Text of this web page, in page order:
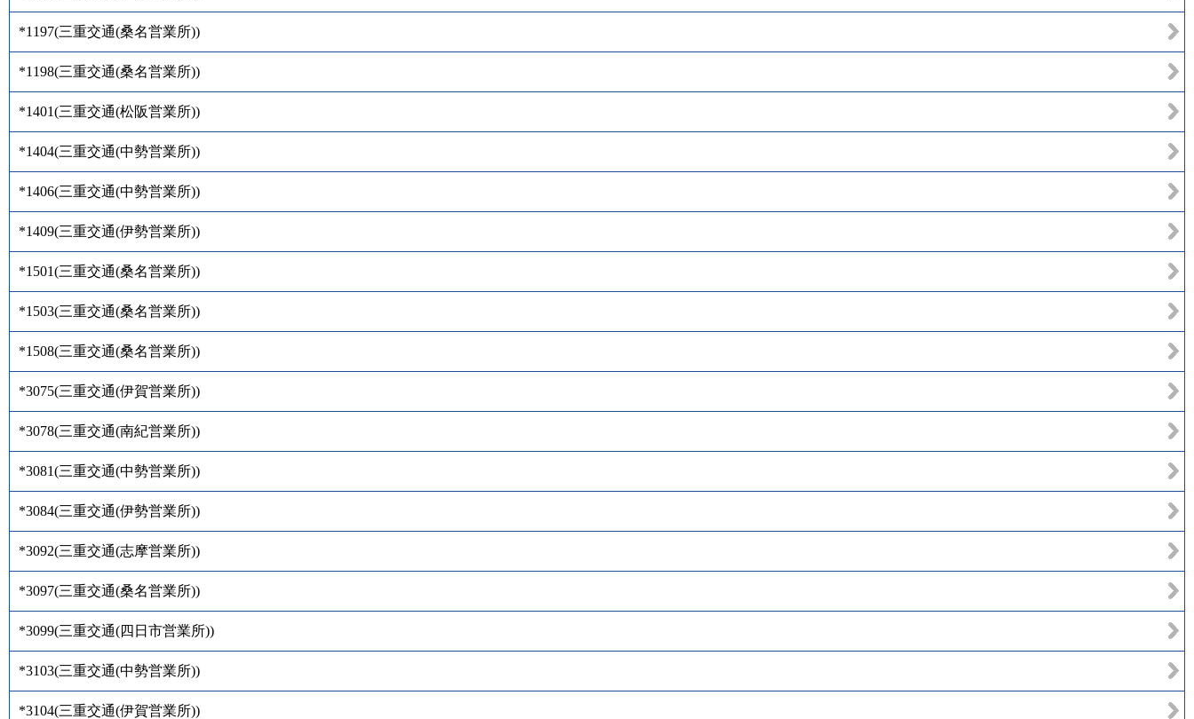
*1197(三重交通(桑名営業所))
*1198(三重交通(桑名営業所))
*1401(三重交通(松阪営業所))
*1404(三重交通(中勢営業所))
*1406(三重交通(中勢営業所))
*1409(三重交通(伊勢営業所))
*1501(三重交通(桑名営業所))
*1503(三重交通(桑名営業所))
*1508(三重交通(桑名営業所))
*3075(三重交通(伊賀営業所))
*3078(三重交通(南紀営業所))
*3081(三重交通(中勢営業所))
*3084(三重交通(伊勢営業所))
*3092(三重交通(志摩営業所))
*3097(三重交通(桑名営業所))
*3099(三重交通(四日市営業所))
*3103(三重交通(中勢営業所))
*3104(三重交通(伊賀営業所))